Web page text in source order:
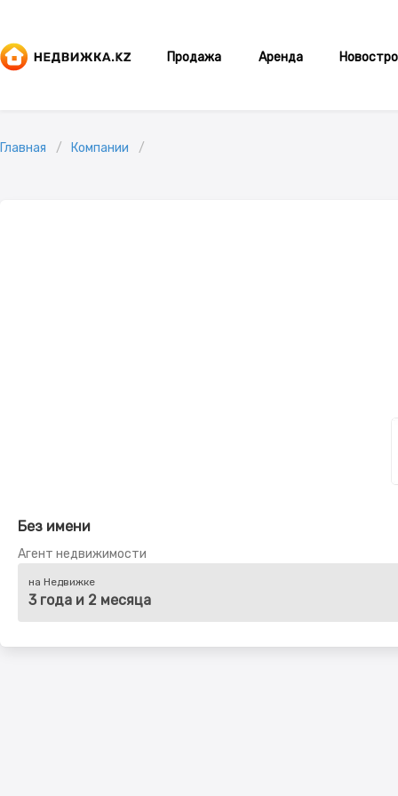
Продажа Аренда
Главная Компании
Без имени
Агент недвижимости
на Недвижке
3 года и 2 месяца